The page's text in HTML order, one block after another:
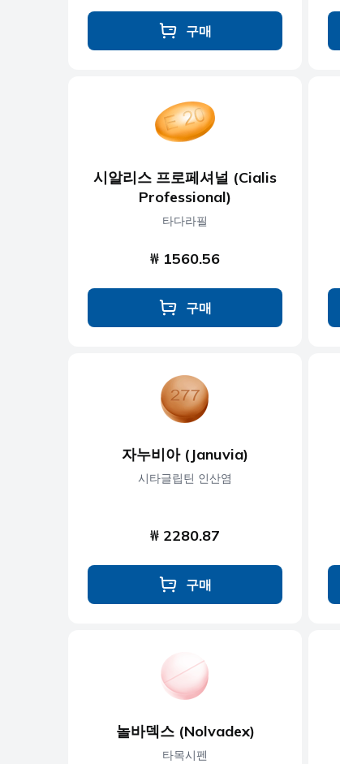
구매
시알리스 프로페셔널 (Cialis
Professional)
타다라필
₩ 1560.56
구매
자누비아 (Januvia)
시타글립틴 인산염
₩ 2280.87
구매
놀바덱스 (Nolvadex)
타목시펜